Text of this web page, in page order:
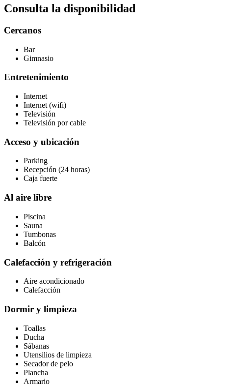
Consulta la disponibilidad
Cercanos
Bar
Gimnasio
Entretenimiento
Internet
Internet (wifi)
Televisión
Televisión por cable
Acceso y ubicación
Parking
Recepción (24 horas)
Caja fuerte
Al aire libre
Piscina
Sauna
Tumbonas
Balcón
Calefacción y refrigeración
Aire acondicionado
Calefacción
Dormir y limpieza
Toallas
Ducha
Sábanas
Utensilios de limpieza
Secador de pelo
Plancha
Armario